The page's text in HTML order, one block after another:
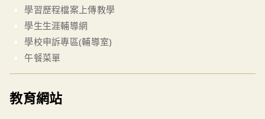
學習歷程檔案上傳教學
學生生涯輔導網
學校申訴專區(輔導室)
午餐菜單
教育網站